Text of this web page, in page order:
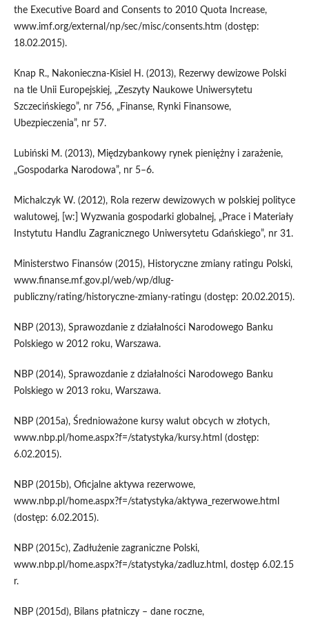
the Executive Board and Consents to 2010 Quota Increase,
www.imf.org/external/np/sec/misc/consents.htm (dostęp:
18.02.2015).
Knap R., Nakonieczna-Kisiel H. (2013), Rezerwy dewizowe Polski
na tle Unii Europejskiej, „Zeszyty Naukowe Uniwersytetu
Szczecińskiego”, nr 756, „Finanse, Rynki Finansowe,
Ubezpieczenia”, nr 57.
Lubiński M. (2013), Międzybankowy rynek pieniężny i zarażenie,
„Gospodarka Narodowa”, nr 5–6.
Michalczyk W. (2012), Rola rezerw dewizowych w polskiej polityce
walutowej, [w:] Wyzwania gospodarki globalnej, „Prace i Materiały
Instytutu Handlu Zagranicznego Uniwersytetu Gdańskiego”, nr 31.
Ministerstwo Finansów (2015), Historyczne zmiany ratingu Polski,
www.finanse.mf.gov.pl/web/wp/dlug-
publiczny/rating/historyczne-zmiany-ratingu (dostęp: 20.02.2015).
NBP (2013), Sprawozdanie z działalności Narodowego Banku
Polskiego w 2012 roku, Warszawa.
NBP (2014), Sprawozdanie z działalności Narodowego Banku
Polskiego w 2013 roku, Warszawa.
NBP (2015a), Średnioważone kursy walut obcych w złotych,
www.nbp.pl/home.aspx?f=/statystyka/kursy.html (dostęp:
6.02.2015).
NBP (2015b), Oficjalne aktywa rezerwowe,
www.nbp.pl/home.aspx?f=/statystyka/aktywa_rezerwowe.html
(dostęp: 6.02.2015).
NBP (2015c), Zadłużenie zagraniczne Polski,
www.nbp.pl/home.aspx?f=/statystyka/zadluz.html, dostęp 6.02.15
r.
NBP (2015d), Bilans płatniczy – dane roczne,